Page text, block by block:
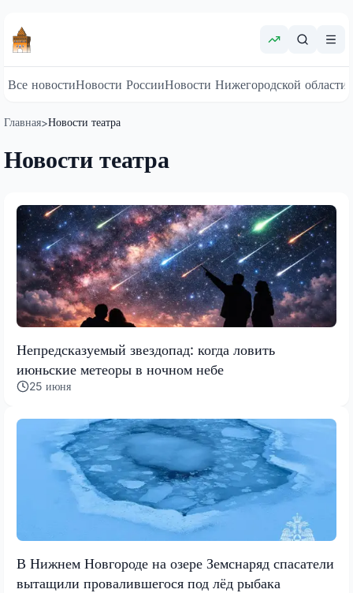
Все новостиНовости РоссииНовости Нижегородской области
Главная>Новости театра
Новости театра
Непредсказуемый звездопад: когда ловить
июньские метеоры в ночном небе
25 июня
В Нижнем Новгороде на озере Земснаряд спасатели
вытащили провалившегося под лёд рыбака